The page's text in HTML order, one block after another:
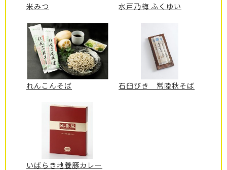
米みつ 水戸乃梅 ふくゆい
れんこんそば 石臼びき 常陸秋そば
いばらき地養豚カレー